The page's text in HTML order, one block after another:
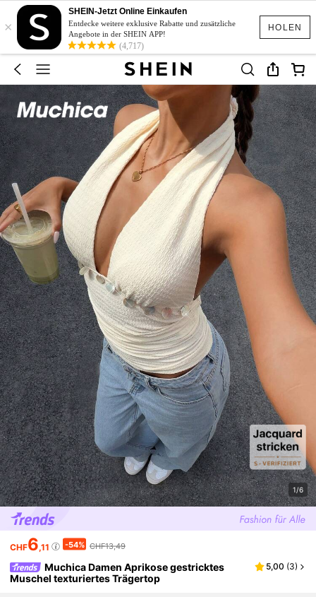
HOLEN
×
SHEIN-Jetzt Online Einkaufen
Entdecke weitere exklusive Rabatte und zusätzliche
Angebote in der SHEIN APP!
(4,717)
1/6
CHF6,11 -54% CHF13,49
Muchica Damen Aprikose gestricktes
Muschel texturiertes Trägertop
5,00 (3)